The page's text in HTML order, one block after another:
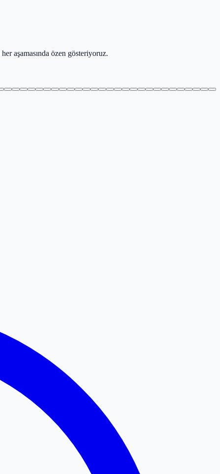
aşamasında özen gösteriyoruz.